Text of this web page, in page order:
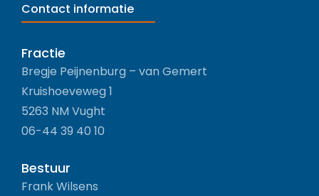
Contact informatie
Fractie
Bregje Peijnenburg – van Gemert
Kruishoeveweg 1
5263 NM Vught
06-44 39 40 10
Bestuur
Frank Wilsens